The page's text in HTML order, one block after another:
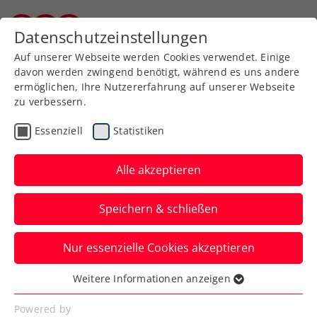
Aktuelle News
News filtern
Datenschutzeinstellungen
Auf unserer Webseite werden Cookies verwendet. Einige
davon werden zwingend benötigt, während es uns andere
ermöglichen, Ihre Nutzererfahrung auf unserer Webseite
zu verbessern.
Essenziell Statistiken
Alle akzeptieren
Speichern & schließen
Nur essenzielle Cookies akzeptieren
Essenziell
Essenzielle Cookies werden für grundlegende
Weitere Informationen anzeigen
Powered by